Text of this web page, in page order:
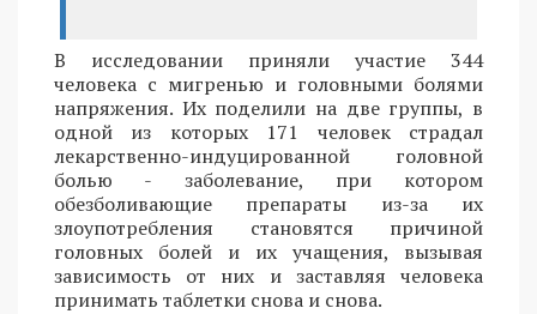
В исследовании приняли участие 344
человека с мигренью и головными болями
напряжения. Их поделили на две группы, в
одной из которых 171 человек страдал
лекарственно-индуцированной головной
болью - заболевание, при котором
обезболивающие препараты из-за их
злоупотребления становятся причиной
головных болей и их учащения, вызывая
зависимость от них и заставляя человека
принимать таблетки снова и снова.